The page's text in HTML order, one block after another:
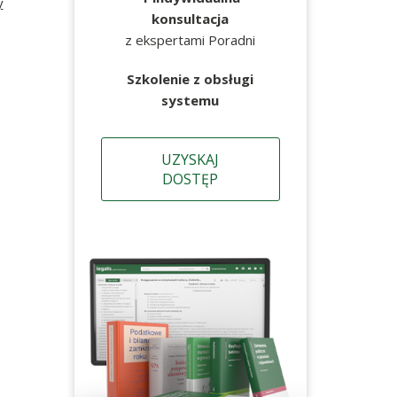
konsultacja
z ekspertami Poradni
Szkolenie z obsługi
systemu
UZYSKAJ
DOSTĘP